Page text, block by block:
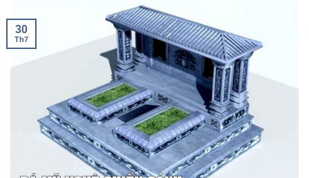
30
Th7